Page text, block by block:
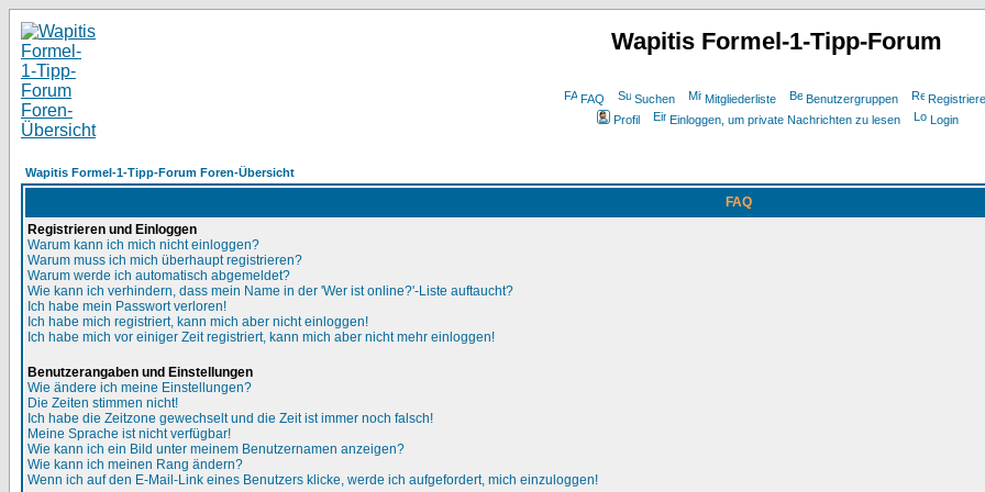
Wapitis Formel-1-Tipp-Forum
FAQ Suchen Mitgliederliste Benutzergruppen
Profil
Einloggen, um private Nachrichten zu lesen Login
Wapitis Formel-1-Tipp-Forum Foren-Übersicht
FAQ
Registrieren und Einloggen
Warum kann ich mich nicht einloggen?
Warum muss ich mich überhaupt registrieren?
Warum werde ich automatisch abgemeldet?
Wie kann ich verhindern, dass mein Name in der 'Wer ist online?'-Liste auftaucht?
Ich habe mein Passwort verloren!
Ich habe mich registriert, kann mich aber nicht einloggen!
Ich habe mich vor einiger Zeit registriert, kann mich aber nicht mehr einloggen!
Benutzerangaben und Einstellungen
Wie ändere ich meine Einstellungen?
Die Zeiten stimmen nicht!
Ich habe die Zeitzone gewechselt und die Zeit ist immer noch falsch!
Meine Sprache ist nicht verfügbar!
Wie kann ich ein Bild unter meinem Benutzernamen anzeigen?
Wie kann ich meinen Rang ändern?
Wenn ich auf den E-Mail-Link eines Benutzers klicke, werde ich aufgefordert, mich einzuloggen!